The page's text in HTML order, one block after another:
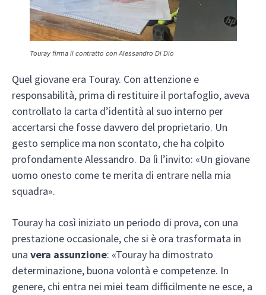
Touray firma il contratto con Alessandro Di Dio
Quel giovane era Touray. Con attenzione e
responsabilità, prima di restituire il portafoglio, aveva
controllato la carta d’identità al suo interno per
accertarsi che fosse davvero del proprietario. Un
gesto semplice ma non scontato, che ha colpito
profondamente Alessandro. Da lì l’invito: «Un giovane
uomo onesto come te merita di entrare nella mia
squadra».
Touray ha così iniziato un periodo di prova, con una
prestazione occasionale, che si è ora trasformata in
una vera assunzione: «Touray ha dimostrato
determinazione, buona volontà e competenze. In
genere, chi entra nei miei team difficilmente ne esce, a